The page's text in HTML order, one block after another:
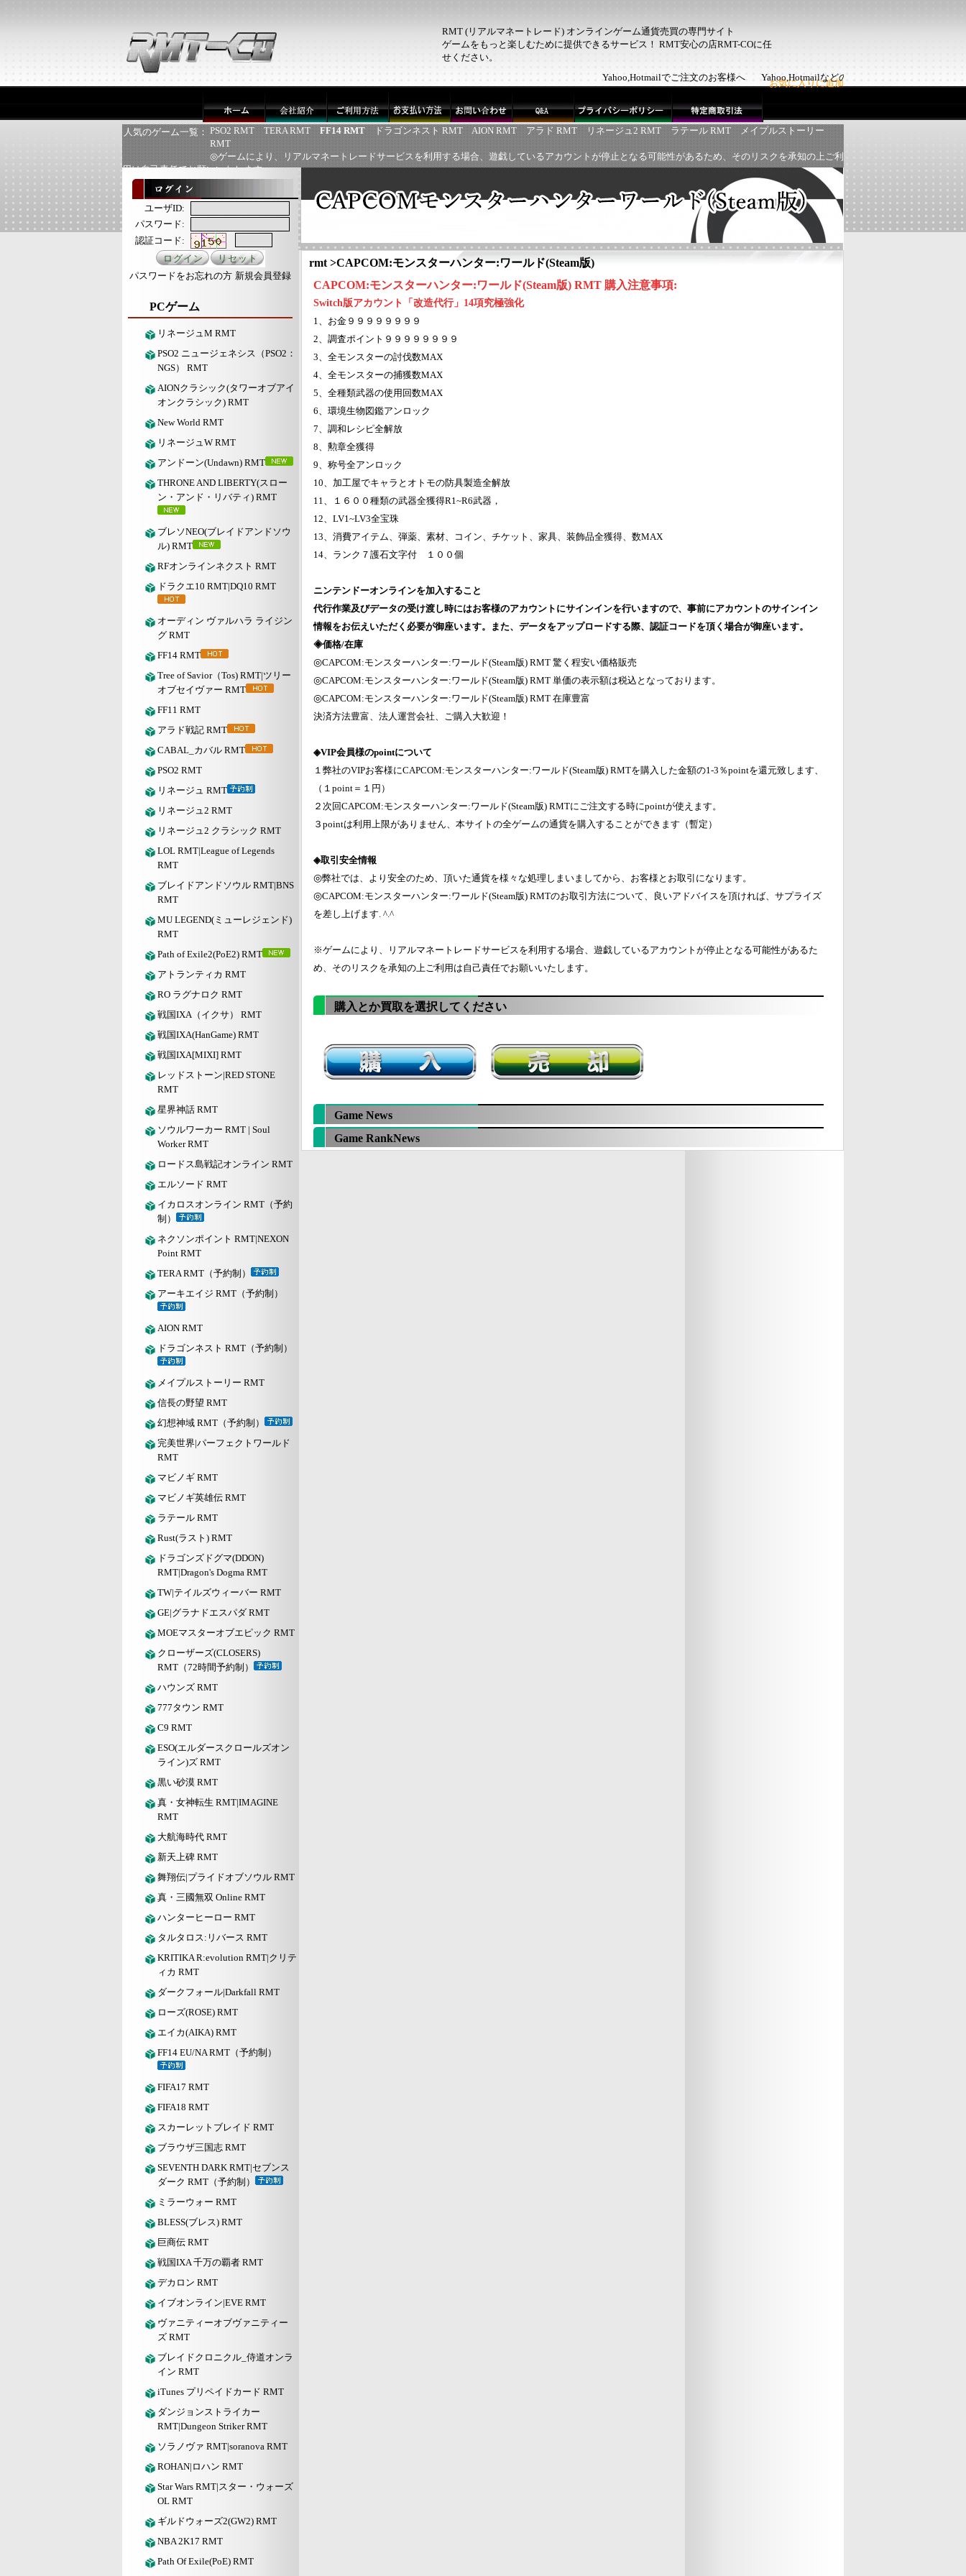
RMT (リアルマネートレード) オンラインゲーム通貨売買の専門サイト
ゲームをもっと楽しむために提供できるサービス！ RMT安心の店RMT-COに任
せください。
お気に入りに追加
Yahoo,Hotmailでご注文のお客様へ Yahoo,Hotmailなどのフリーメールでご注文のお客
人気のゲーム一覧： PSO2 RMT TERA RMT FF14 RMT ドラゴンネスト RMT AION RMT アラド RMT リネージュ2 RMT ラテール RMT
メイプルストーリー
RMT
◎ゲームにより、リアルマネートレードサービスを利用する場合、遊戯しているアカウントが停止となる可能性があるため、そのリスクを承知の上ご利
用は自己責任でお願いいたします
ユーザID:
パスワード:
認証コード:
パスワードをお忘れの方 新規会員登録
PCゲーム
リネージュM RMT
PSO2 ニュージェネシス（PSO2：
NGS） RMT
AIONクラシック(タワーオブアイ
オンクラシック) RMT
New World RMT
リネージュW RMT
アンドーン(Undawn) RMT
THRONE AND LIBERTY(スロー
ン・アンド・リバティ) RMT
ブレソNEO(ブレイドアンドソウ
ル) RMT
RFオンラインネクスト RMT
ドラクエ10 RMT|DQ10 RMT
オーディン ヴァルハラ ライジン
グ RMT
FF14 RMT
Tree of Savior（Tos) RMT|ツリー
オブセイヴァー RMT
FF11 RMT
アラド戦記 RMT
CABAL_カバル RMT
PSO2 RMT
リネージュ RMT
リネージュ2 RMT
リネージュ2 クラシック RMT
LOL RMT|League of Legends
RMT
ブレイドアンドソウル RMT|BNS
RMT
MU LEGEND(ミューレジェンド)
RMT
Path of Exile2(PoE2) RMT
アトランティカ RMT
RO ラグナロク RMT
戦国IXA（イクサ） RMT
戦国IXA(HanGame) RMT
戦国IXA[MIXI] RMT
レッドストーン|RED STONE
RMT
星界神話 RMT
ソウルワーカー RMT | Soul
Worker RMT
ロードス島戦記オンライン RMT
エルソード RMT
イカロスオンライン RMT（予約
制）
ネクソンポイント RMT|NEXON
Point RMT
TERA RMT（予約制）
アーキエイジ RMT（予約制）
AION RMT
ドラゴンネスト RMT（予約制）
メイプルストーリー RMT
信長の野望 RMT
幻想神域 RMT（予約制）
完美世界|パーフェクトワールド
RMT
マビノギ RMT
マビノギ英雄伝 RMT
ラテール RMT
Rust(ラスト) RMT
ドラゴンズドグマ(DDON)
RMT|Dragon's Dogma RMT
TW|テイルズウィーバー RMT
GE|グラナドエスパダ RMT
MOEマスターオブエピック RMT
クローザーズ(CLOSERS)
RMT（72時間予約制）
ハウンズ RMT
777タウン RMT
C9 RMT
ESO(エルダースクロールズオン
ライン)ズ RMT
黒い砂漠 RMT
真・女神転生 RMT|IMAGINE
RMT
大航海時代 RMT
新天上碑 RMT
舞翔伝|プライドオブソウル RMT
真・三國無双 Online RMT
ハンターヒーロー RMT
タルタロス:リバース RMT
KRITIKA R:evolution RMT|クリテ
ィカ RMT
ダークフォール|Darkfall RMT
ローズ(ROSE) RMT
エイカ(AIKA) RMT
FF14 EU/NA RMT（予約制）
FIFA17 RMT
FIFA18 RMT
スカーレットブレイド RMT
ブラウザ三国志 RMT
SEVENTH DARK RMT|セブンス
ダーク RMT（予約制）
ミラーウォー RMT
BLESS(ブレス) RMT
巨商伝 RMT
戦国IXA 千万の覇者 RMT
デカロン RMT
イブオンライン|EVE RMT
ヴァニティーオブヴァニティー
ズ RMT
ブレイドクロニクル_侍道オンラ
イン RMT
iTunes プリペイドカード RMT
ダンジョンストライカー
RMT|Dungeon Striker RMT
ソラノヴァ RMT|soranova RMT
ROHAN|ロハン RMT
Star Wars RMT|スター・ウォーズ
OL RMT
ギルドウォーズ2(GW2) RMT
NBA 2K17 RMT
Path Of Exile(PoE) RMT
rmt >CAPCOM:モンスターハンター:ワールド(Steam版)
CAPCOM:モンスターハンター:ワールド(Steam版) RMT 購入注意事項:
Switch版アカウント「改造代行」14項究極強化
1、お金９９９９９９９９
2、調査ポイント９９９９９９９９
3、全モンスターの討伐数MAX
4、全モンスターの捕獲数MAX
5、全種類武器の使用回数MAX
6、環境生物図鑑アンロック
7、調和レシピ全解放
8、勲章全獲得
9、称号全アンロック
10、加工屋でキャラとオトモの防具製造全解放
11、１６００種類の武器全獲得R1~R6武器，
12、LV1~LV3全宝珠
13、消費アイテム、弾薬、素材、コイン、チケット、家具、装飾品全獲得、数MAX
14、ランク７護石文字付 １００個
ニンテンドーオンラインを加入すること
代行作業及びデータの受け渡し時にはお客様のアカウントにサインインを行いますので、事前にアカウントのサインイン
情報をお伝えいただく必要が御座います。また、データをアップロードする際、認証コードを頂く場合が御座います。
◈価格/在庫
◎CAPCOM:モンスターハンター:ワールド(Steam版) RMT 驚く程安い価格販売
◎CAPCOM:モンスターハンター:ワールド(Steam版) RMT 単価の表示額は税込となっております。
◎CAPCOM:モンスターハンター:ワールド(Steam版) RMT 在庫豊富
決済方法豊富、法人運営会社、ご購入大歓迎！
◈VIP会員様のpointについて
１弊社のVIPお客様にCAPCOM:モンスターハンター:ワールド(Steam版) RMTを購入した金額の1-3％pointを還元致します、
（１point＝１円）
２次回CAPCOM:モンスターハンター:ワールド(Steam版) RMTにご注文する時にpointが使えます。
３pointは利用上限がありません、本サイトの全ゲームの通貨を購入することができます（暫定）
◈取引安全情報
◎弊社では、より安全のため、頂いた通貨を様々な処理しまいましてから、お客様とお取引になります。
◎CAPCOM:モンスターハンター:ワールド(Steam版) RMTのお取引方法について、良いアドバイスを頂ければ、サプライズ
を差し上げます. ^.^
※ゲームにより、リアルマネートレードサービスを利用する場合、遊戯しているアカウントが停止となる可能性があるた
め、そのリスクを承知の上ご利用は自己責任でお願いいたします。
購入とか買取を選択してください
Game News
Game RankNews